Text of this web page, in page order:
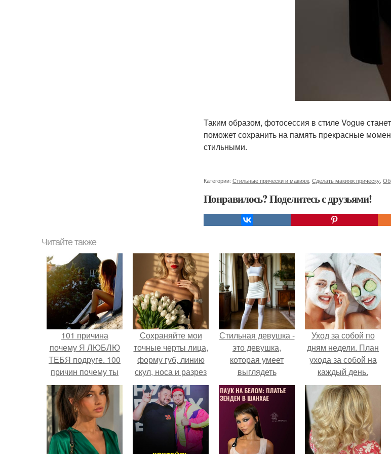
Таким образом, фотосессия в стиле Vogue
поможет сохранить на память прекрасные
стильными.
Категории: Стильные прически и макияж Сделать макияж прическу
Понравилось? Поделитесь с друзьями!
Читайте также
101 причина
почему Я ЛЮБЛЮ
ТЕБЯ подруге. 100
причин почему ты
моя лучшая
подруга.
Сохраняйте мои
точные черты лица,
форму губ, линию
скул, носа и разрез
глаз.
Стильная девушка -
это девушка,
которая умеет
выглядеть
привлекательно и
элегантно в любои
ситуации.
Уход за собой по
дням недели. План
ухода за собой на
каждый день.